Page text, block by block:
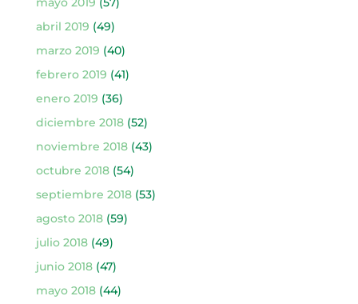
abril 2019 (49)
marzo 2019 (40)
febrero 2019 (41)
enero 2019 (36)
diciembre 2018(52)
noviembre 2018(43)
octubre 2018(54)
septiembre 2018(53)
agosto 2018(59)
julio 2018(49)
junio 2018(47)
mayo 2018(44)